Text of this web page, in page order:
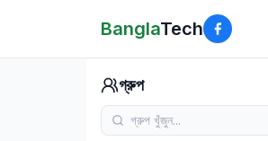
BanglaTech
গ্রুপ